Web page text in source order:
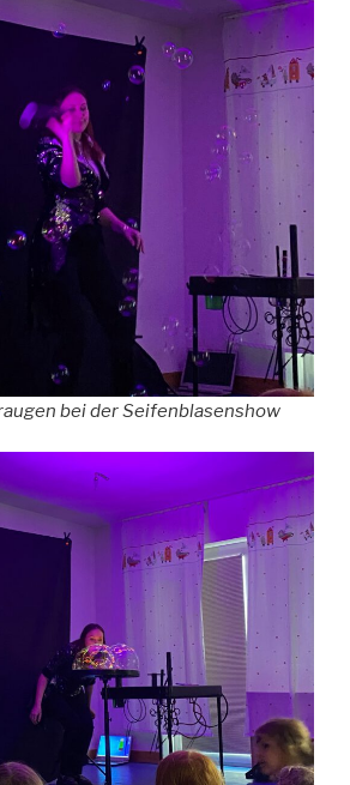
bei der Seifenblasenshow